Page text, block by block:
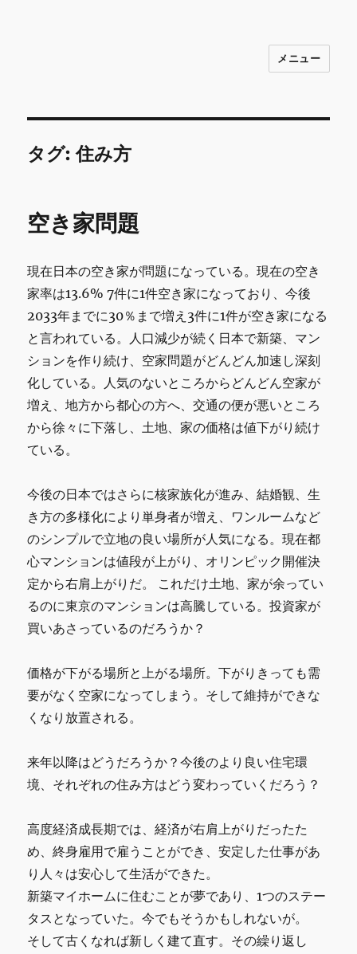
INNOCENCE ～日常に彩りを～ フ
物 etc販売 江戸川区瑞江
メニュー
タグ:住み方
空き家問題
現在日本の空き家が問題になっている。現在の空き
家率は13.6% 7件に1件空き家になっており、今後
2033年までに30％まで増え3件に1件が空き家になる
と言われている。人口減少が続く日本で新築、マン
ションを作り続け、空家問題がどんどん加速し深刻
化している。人気のないところからどんどん空家が
増え、地方から都心の方へ、交通の便が悪いところ
から徐々に下落し、土地、家の価格は値下がり続け
ている。
今後の日本ではさらに核家族化が進み、結婚観、生
き方の多様化により単身者が増え、ワンルームなど
のシンプルで立地の良い場所が人気になる。現在都
心マンションは値段が上がり、オリンピック開催決
定から右肩上がりだ。 これだけ土地、家が余ってい
るのに東京のマンションは高騰している。投資家が
買いあさっているのだろうか？
価格が下がる場所と上がる場所。下がりきっても需
要がなく空家になってしまう。そして維持ができな
くなり放置される。
来年以降はどうだろうか？今後のより良い住宅環
境、それぞれの住み方はどう変わっていくだろう？
高度経済成長期では、経済が右肩上がりだったた
め、終身雇用で雇うことができ、安定した仕事があ
り人々は安心して生活ができた。
新築マイホームに住むことが夢であり、1つのステー
タスとなっていた。今でもそうかもしれないが。
そして古くなれば新しく建て直す。その繰り返し